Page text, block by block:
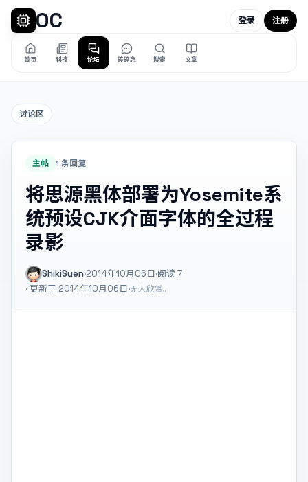
OC
首页 科技 论坛 碎碎念 搜索 文章
登录 注册
讨论区
主帖 1 条回复
将思源黑体部署为Yosemite系
统预设CJK介面字体的全过程
录影
ShikiSuen·2014年10月06日·阅读 7
· 更新于 2014年10月06日·无人欣赏。